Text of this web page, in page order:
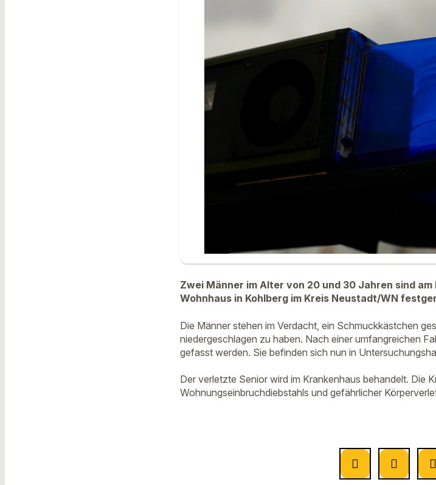
Zwei Männer im Alter von 20 und 30 Jahren sind
Wohnhaus in Kohlberg im Kreis Neustadt/WN
Die Männer stehen im Verdacht, ein Schmuckkästchen
niedergeschlagen zu haben. Nach einer umfangreichen
gefasst werden. Sie befinden sich nun in
Der verletzte Senior wird im Krankenhaus behandelt. Die
Wohnungseinbruchdiebstahls und gefährlicher